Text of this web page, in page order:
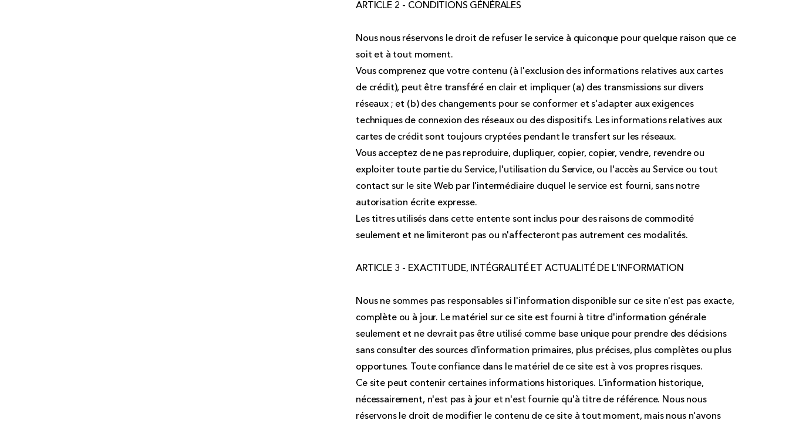
ARTICLE 2 - CONDITIONS GÉNÉRALES
Nous nous réservons le droit de refuser le service à quiconque pour quelque raison que ce
soit et à tout moment.
Vous comprenez que votre contenu (à l'exclusion des informations relatives aux cartes
de crédit), peut être transféré en clair et impliquer (a) des transmissions sur divers
réseaux ; et (b) des changements pour se conformer et s'adapter aux exigences
techniques de connexion des réseaux ou des dispositifs. Les informations relatives aux
cartes de crédit sont toujours cryptées pendant le transfert sur les réseaux.
Vous acceptez de ne pas reproduire, dupliquer, copier, copier, vendre, revendre ou
exploiter toute partie du Service, l'utilisation du Service, ou l'accès au Service ou tout
contact sur le site Web par l'intermédiaire duquel le service est fourni, sans notre
autorisation écrite expresse.
Les titres utilisés dans cette entente sont inclus pour des raisons de commodité
seulement et ne limiteront pas ou n'affecteront pas autrement ces modalités.
ARTICLE 3 - EXACTITUDE, INTÉGRALITÉ ET ACTUALITÉ DE L'INFORMATION
Nous ne sommes pas responsables si l'information disponible sur ce site n'est pas exacte,
complète ou à jour. Le matériel sur ce site est fourni à titre d'information générale
seulement et ne devrait pas être utilisé comme base unique pour prendre des décisions
sans consulter des sources d'information primaires, plus précises, plus complètes ou plus
opportunes. Toute confiance dans le matériel de ce site est à vos propres risques.
Ce site peut contenir certaines informations historiques. L'information historique,
nécessairement, n'est pas à jour et n'est fournie qu'à titre de référence. Nous nous
réservons le droit de modifier le contenu de ce site à tout moment, mais nous n'avons